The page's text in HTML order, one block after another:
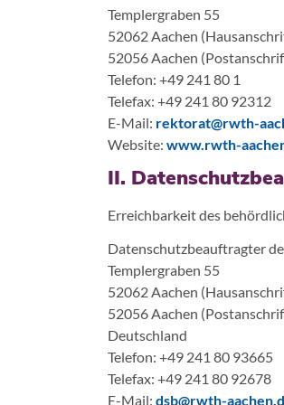
Templergraben 55
52062 Aachen
52056 Aachen
Telefon: +49 241 80 1
Telefax: +49 241 80 92312
E-Mail: rektorat@rwth-
Website: www.rwth-
II.
Erreichbarkeit des
Datenschutzbeauftragter
Templergraben 55
52062 Aachen
52056 Aachen
Deutschland
Telefon: +49 241 80 93665
Telefax: +49 241 80 92678
E-Mail: dsb@rwth-